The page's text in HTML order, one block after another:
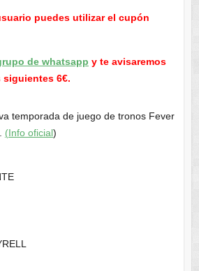
puedes utilizar el cupón
de whatsapp y te avisaremos
6€.
temporada de juego de tronos Fever
(Info oficial)